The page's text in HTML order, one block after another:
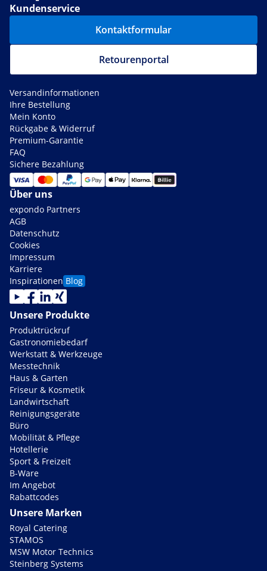
Kundenservice
Kontaktformular
Retourenportal
Versandinformationen
Ihre Bestellung
Mein Konto
Rückgabe & Widerruf
Premium-Garantie
FAQ
Sichere Bezahlung
Über uns
expondo Partners
AGB
Datenschutz
Cookies
Impressum
Karriere
Inspirationen Blog
Unsere Produkte
Produktrückruf
Gastronomiebedarf
Werkstatt & Werkzeuge
Messtechnik
Haus & Garten
Friseur & Kosmetik
Landwirtschaft
Reinigungsgeräte
Büro
Mobilität & Pflege
Hotellerie
Sport & Freizeit
B-Ware
Im Angebot
Rabattcodes
Unsere Marken
Royal Catering
STAMOS
MSW Motor Technics
Steinberg Systems